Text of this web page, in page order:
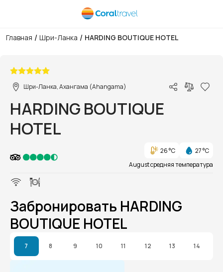
Главная / Шри-Ланка / HARDING BOUTIQUE HOTEL
Шри-Ланка, Ахангама (Ahangama)
HARDING BOUTIQUE
HOTEL
26 °C
27 °C
August средняя температура
Забронировать HARDING
BOUTIQUE HOTEL
7 8 9 10 11 12 13 14